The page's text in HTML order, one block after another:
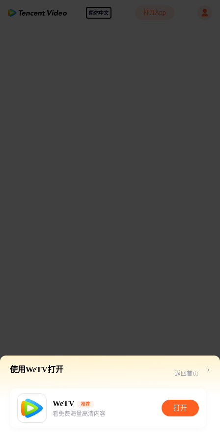
简体中文 打开App
使用WeTV打开 返回首页
WeTV 推荐
看免费海量高清内容
打开